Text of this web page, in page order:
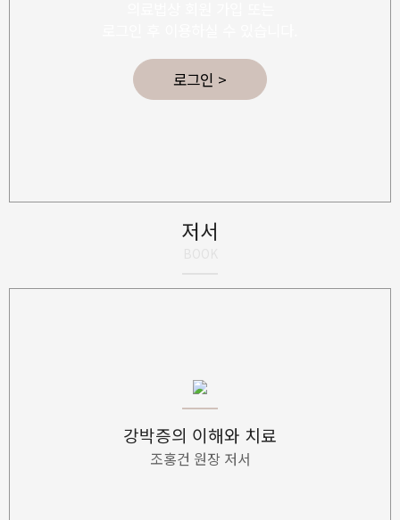
로그인 >
저서
강박증의 이해와 치료